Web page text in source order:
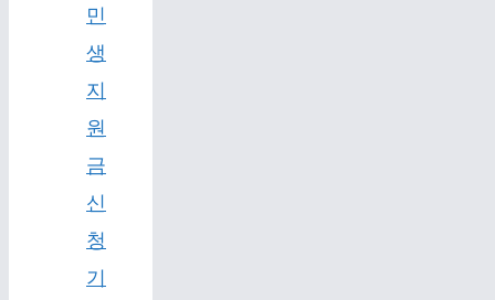
민
생
지
원
금
신
청
기